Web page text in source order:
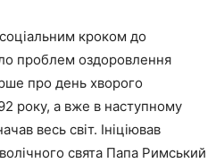
кроком до
проблем оздоровлення
про день хворого
року, а вже в наступному
весь світ. Ініціював
свята Папа Римський